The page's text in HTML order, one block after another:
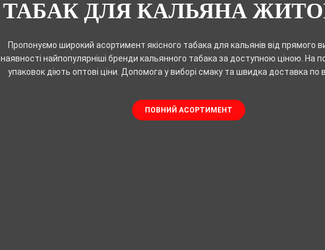
ТАБАК ДЛЯ КАЛЬЯНА
Пропонуємо широкий асортимент якісного табака для кальянів від прямого
наявності найпопулярніші бренди кальянного табака за доступною ціною. На
упаковок діють оптові ціни. Допомога у виборі смаку та швидка доставка по
ПОВНИЙ АСОРТИМЕНТ